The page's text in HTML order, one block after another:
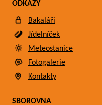
ODKAZY
Bakaláři
Jídelníček
Meteostanice
Fotogalerie
Kontakty
SBOROVNA